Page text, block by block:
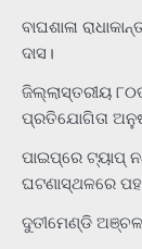
ବାଘଶାଳା
ଦାସ।
ଜିଲ୍ଲାସ୍ତରୀୟ
ପ୍ରତିଯୋଗିତା
ପାଇପ୍‌ରେ ଟ୍ୟାପ୍‌
ଘଟଣାସ୍ଥଳରେ
ଦୁତୀମେଣ୍ଡି